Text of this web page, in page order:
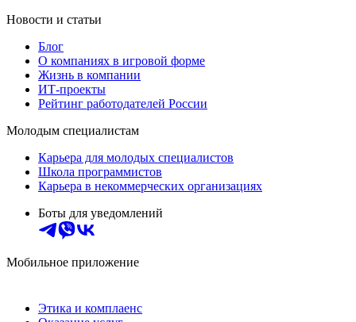
Новости и статьи
Блог
О компаниях в игровой форме
Жизнь в компании
ИТ-проекты
Рейтинг работодателей России
Молодым специалистам
Карьера для молодых специалистов
Школа программистов
Карьера в некоммерческих организациях
Боты для уведомлений
Мобильное приложение
Этика и комплаенс